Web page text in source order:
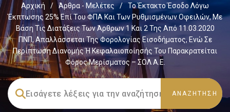
Αρχική / Άρθρα - Μελέτες /
Το Έκτακτο Έσοδο Λόγω
Έκπτωσης 25% Επί Του ΦΠΑ Και Των Ρυθμισμένων Οφειλών, Με
Βάση Τις Διατάξεις Των Άρθρων 1 Και 2 Της Από 11.03.2020
ΠΝΠ, Απαλλάσσεται Της Φορολογίας Εισοδήματος, Ενώ Σε
Περίπτωση Διανομής Ή Κεφαλαιοποίησής Του Παρακρατείται
Φόρος Μερίσματος – ΣΟΛ Α.Ε.